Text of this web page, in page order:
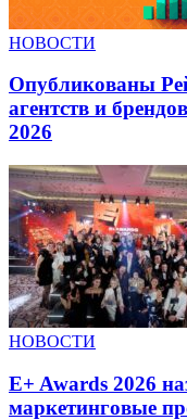
НОВОСТИ
Опубликованы
агентств и
2026
НОВОСТИ
E+ Awards 2026
маркетинговые